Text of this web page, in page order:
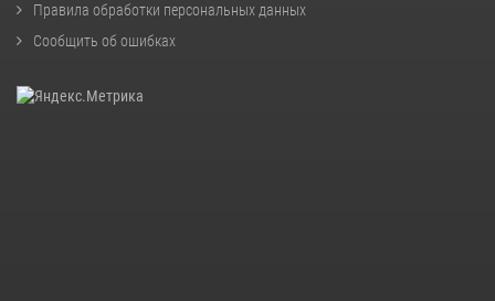
Правила обработки персональных данных
Сообщить об ошибках